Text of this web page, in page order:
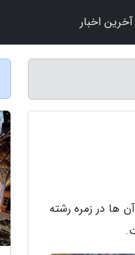
ها در زمره رشته
آخرین اخبار